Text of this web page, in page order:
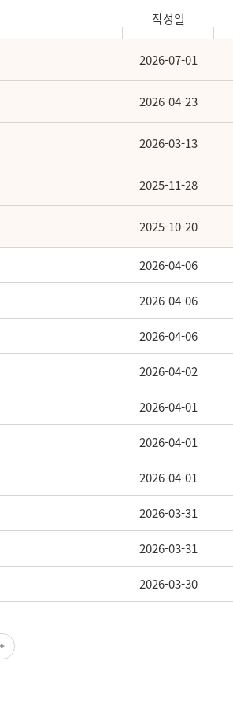
작성일
2026-07-01
2026-04-23
2026-03-13
2025-11-28
2025-10-20
2026-04-06
2026-04-06
2026-04-06
2026-04-02
2026-04-01
2026-04-01
2026-04-01
2026-03-31
2026-03-31
2026-03-30